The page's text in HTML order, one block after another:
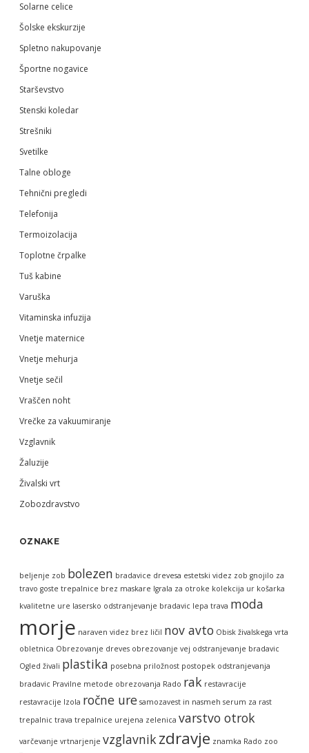
Solarne celice
Šolske ekskurzije
Spletno nakupovanje
Športne nogavice
Starševstvo
Stenski koledar
Strešniki
Svetilke
Talne obloge
Tehnični pregledi
Telefonija
Termoizolacija
Toplotne črpalke
Tuš kabine
Varuška
Vitaminska infuzija
Vnetje maternice
Vnetje mehurja
Vnetje sečil
Vraščen noht
Vrečke za vakuumiranje
Vzglavnik
Žaluzije
Živalski vrt
Zobozdravstvo
OZNAKE
beljenje zob bolezen bradavice drevesa estetski videz zob gnojilo za
travo goste trepalnice brez maskare Igrala za otroke kolekcija ur košarka
kvalitetne ure lasersko odstranjevanje bradavic lepa trava moda
morje naraven videz brez ličil nov avto Obisk živalskega vrta
obletnica Obrezovanje dreves obrezovanje vej odstranjevanje bradavic
Ogled živali plastika posebna priložnost postopek odstranjevanja
bradavic Pravilne metode obrezovanja Rado rak restavracije
restavracije Izola ročne ure samozavest in nasmeh serum za rast
trepalnic trava trepalnice urejena zelenica varstvo otrok
varčevanje vrtnarjenje vzglavnikzdravje znamka Rado zoo